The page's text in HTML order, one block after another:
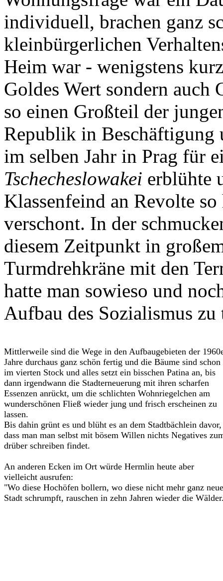
individuell, brachen ganz
kleinbürgerlichen
Heim war - wenigstens
Goldes Wert sondern
so einen Großteil der
Republik in Beschäftigung
im selben Jahr in Prag für
Tschecheslowakei erblühte
Klassenfeind an Revolte
verschont. In der
diesem Zeitpunkt in
Turmdrehkräne mit den
hatte man sowieso und
Aufbau des Sozialismus zu
Mittlerweile sind die Wege in den Aufbaugebieten der
Jahre durchaus ganz schön fertig und die Bäume sind schon
im vierten Stock und alles setzt ein bisschen Patina an, bis
dann irgendwann die Stadterneuerung mit ihren scharfen
Essenzen anrückt, um die schlichten Wohnriegelchen am
wunderschönen Fließ wieder jung und frisch erscheinen zu
lassen.
Bis dahin grünt es und blüht es an dem Stadtbächlein davor,
dass man man selbst mit bösem Willen nichts Negatives
drüber schreiben findet.
An anderen Ecken im Ort würde Hermlin heute aber
vielleicht ausrufen:
"Wo diese Hochöfen bollern, wo diese nicht mehr ganz neue
Stadt schrumpft, rauschen in zehn Jahren wieder die